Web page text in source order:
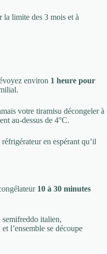
la limite des 3 mois et à
environ 1 heure pour
votre tiramisu décongeler à
au-dessus de 4°C.
en espérant qu’il
10 à 30 minutes
semifreddo italien,
l’ensemble se découpe